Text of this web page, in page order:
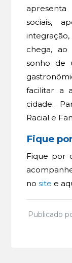
sociais,
chega,
sonho de
facilitar a
cidade.
Racial e
Fique
Fique por
nosite e
Publicado